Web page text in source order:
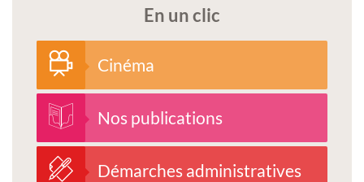
En un clic
Cinéma
Nos publications
Démarches administratives